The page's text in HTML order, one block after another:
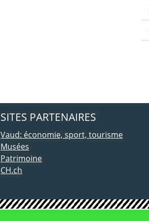
SITES PARTENAIRES
Vaud: économie, sport, tourisme
Musées
Patrimoine
CH.ch